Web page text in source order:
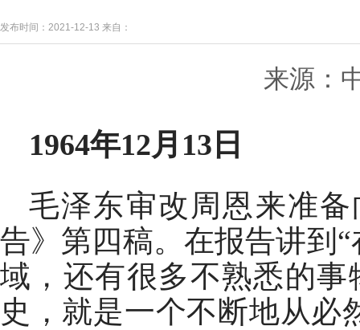
发布时间：2021-12-13 来自：
来源：
1964年12月13日
毛泽东审改周恩来准
告》第四稿。在报告讲到
域，还有很多不熟悉的
史，就是一个不断地从必